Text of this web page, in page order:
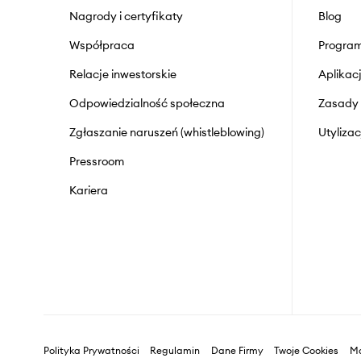
Nagrody i certyfikaty
Współpraca
Relacje inwestorskie
Odpowiedzialność społeczna
Zgłaszanie naruszeń (whistleblowing)
Pressroom
Kariera
Blog
Polityka Prywatności Regulamin Dane Firmy Twoje Cookies